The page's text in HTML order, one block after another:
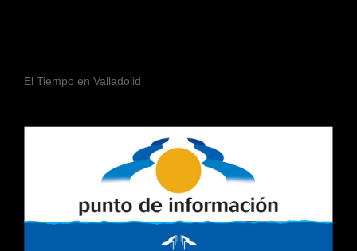
El Tiempo en Valladolid